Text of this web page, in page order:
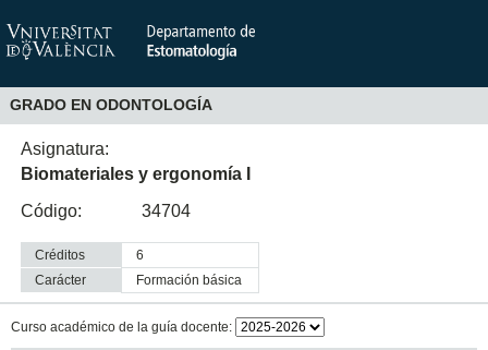
GRADO EN ODONTOLOGÍA
Asignatura:
Biomateriales y ergonomía I
Código:
34704
Créditos
6
Carácter
formación básica
Curso académico de la guía docente: